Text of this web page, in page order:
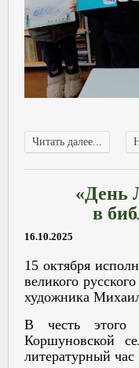
Читать далее...
«День
в
16.10.2025
15 октября
великого
художника
В честь этого
Коршуновской
литературный